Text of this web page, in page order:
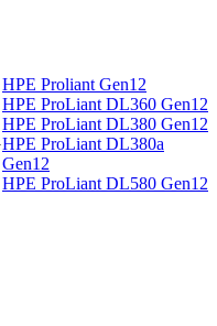
HPE Proliant Gen12
HPE ProLiant DL360 Gen12
HPE ProLiant DL380 Gen12
HPE ProLiant DL380a
Gen12
HPE ProLiant DL580 Gen12